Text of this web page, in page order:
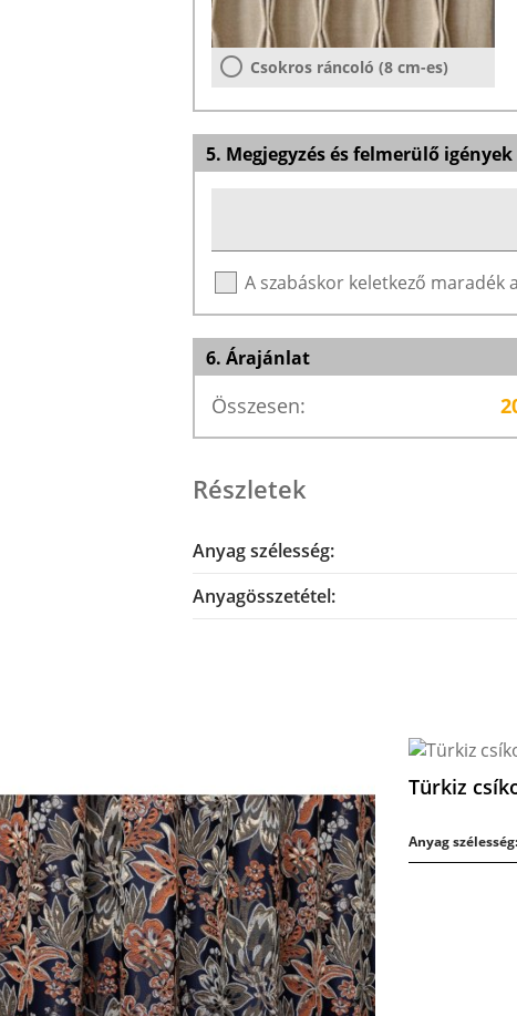
Csokros ráncoló (8 cm-es)
5. Megjegyzés és felmerülő igények
A szabáskor keletkező maradék
6. Árajánlat
Összesen:
Részletek
Anyag szélesség:
Anyagösszetétel:
Türkiz
Anyag szélesség: